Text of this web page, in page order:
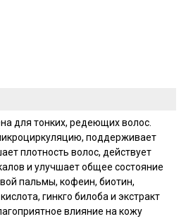
для тонких, редеющих волос.
поддерживает
плотность волос, действует
и улучшает общее состояние
пальмы, кофеин, биотин,
гинкго билоба и экстракт
влияние на кожу